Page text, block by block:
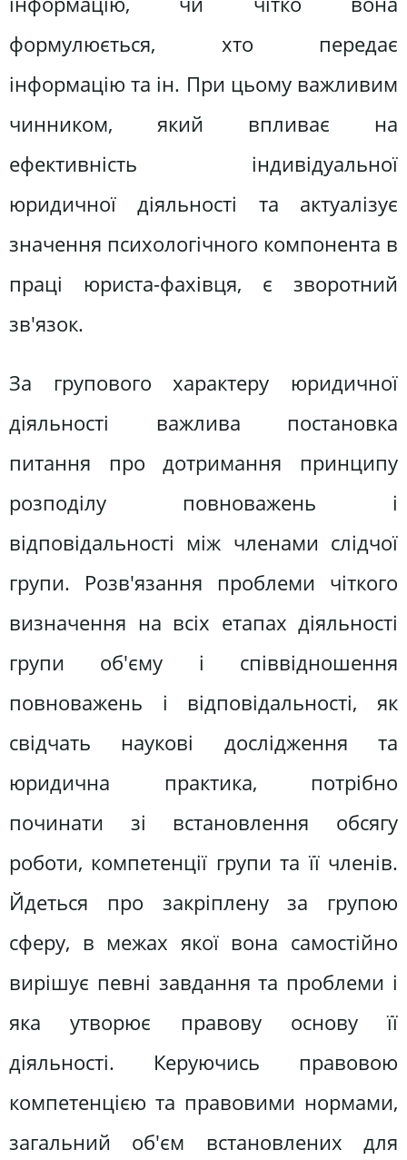
формулюється, хто передає
інформацію та ін. При цьому важливим
чинником, який впливає на
ефективність індивідуальної
юридичної діяльності та актуалізує
значення психологічного компонента в
праці юриста-фахівця, є зворотний
зв'язок.
За групового характеру юридичної
діяльності важлива постановка
питання про дотримання принципу
розподілу повноважень і
відповідальності між членами слідчої
групи. Розв'язання проблеми чіткого
визначення на всіх етапах діяльності
групи об'єму і співвідношення
повноважень і відповідальності, як
свідчать наукові дослідження та
юридична практика, потрібно
починати зі встановлення обсягу
роботи, компетенції групи та її членів.
Йдеться про закріплену за групою
сферу, в межах якої вона самостійно
вирішує певні завдання та проблеми і
яка утворює правову основу її
діяльності. Керуючись правовою
компетенцією та правовими нормами,
загальний об'єм встановлених для